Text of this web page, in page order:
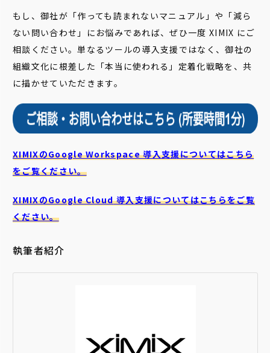
もし、御社が「作っても読まれないマニュアル」や「減ら
ない問い合わせ」にお悩みであれば、ぜひ一度 XIMIX にご
相談ください。単なるツールの導入支援ではなく、御社の
組織文化に根差した「本当に使われる」定着化戦略を、共
に描かせていただきます。
XIMIXのGoogle Workspace 導入支援についてはこちら
をご覧ください。
XIMIXのGoogle Cloud導入支援についてはこちらをご覧
ください。
執筆者紹介